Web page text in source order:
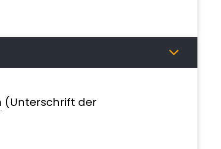
(Unterschrift der